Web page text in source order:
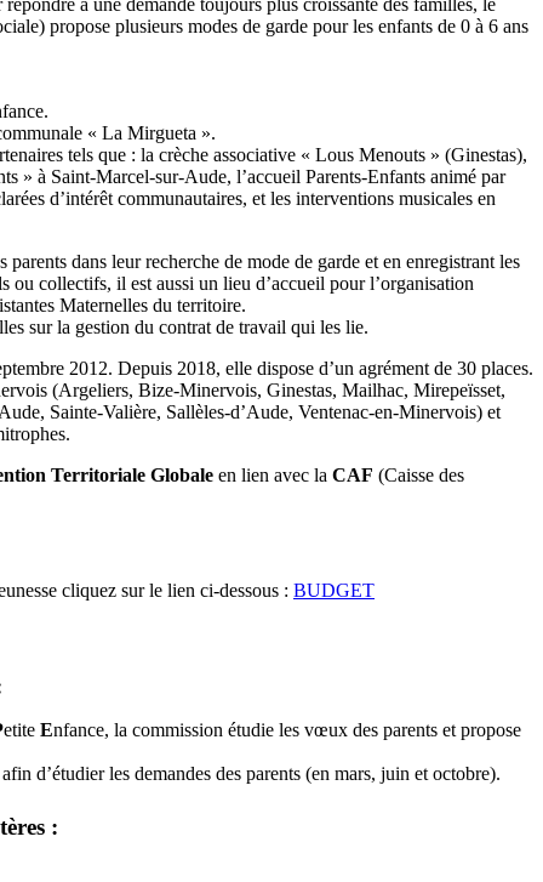
propose plusieurs modes de garde pour les enfants de 0 à 6 ans
« La Mirgueta ».
tels que : la crèche associative « Lous Menouts » (Ginestas),
» à Saint-Marcel-sur-Aude, l’accueil Parents-Enfants animé par
d’intérêt communautaires, et les interventions musicales en
dans leur recherche de mode de garde et en enregistrant les
collectifs, il est aussi un lieu d’accueil pour l’organisation
Maternelles du territoire.
sur la gestion du contrat de travail qui les lie.
2012. Depuis 2018, elle dispose d’un agrément de 30 places.
(Argeliers, Bize-Minervois, Ginestas, Mailhac, Mirepeïsset,
Sainte-Valière, Sallèles-d’Aude, Ventenac-en-Minervois) et
Territoriale Globale en lien avec la CAF (Caisse des
cliquez sur le lien ci-dessous : BUDGET
etite Enfance, la commission étudie les vœux des parents et propose
d’étudier les demandes des parents (en mars, juin et octobre).
: